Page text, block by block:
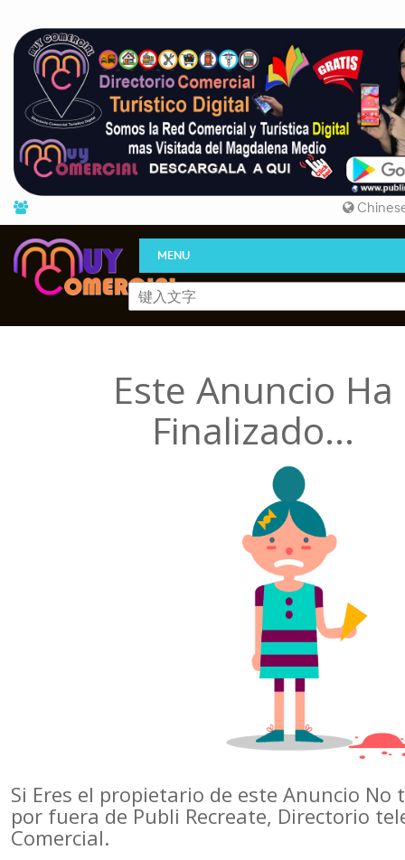
MENU
Este Anuncio Ha
Finalizado...
Si Eres el propietario de este Anuncio No
por fuera de Publi Recreate, Directorio
Comercial.